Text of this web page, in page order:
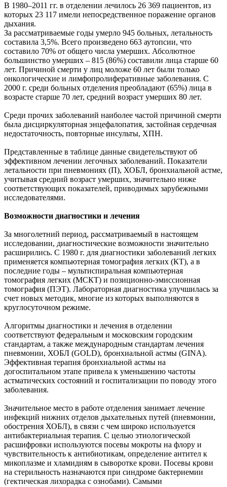
В 1980–2011 гг. в отделении лечилось 26 369 пациентов, из
которых 23 117 имели непосредственное поражение органов
дыхания.
За рассматриваемые годы умерло 945 больных, летальность
составила 3,5%. Всего произведено 663 аутопсии, что
составило 70% от общего числа умерших. Абсолютное
большинство умерших – 815 (86%) составили лица старше 60
лет. Причиной смерти у лиц моложе 60 лет были только
онкологические и лимфопролиферативные заболевания. С
2000 г. среди больных отделения преобладают (65%) лица в
возрасте старше 70 лет, средний возраст умерших 80 лет.
Среди прочих заболеваний наиболее частой причиной смерти
была дисциркуляторная энцефалопатия, застойная сердечная
недостаточность, повторные инсульты, ХПН.
Представленные в таблице данные свидетельствуют об
эффективном лечении легочных заболеваний. Показатели
летальности при пневмониях (П), ХОБЛ, бронхиальной астме,
учитывая средний возраст умерших, значительно ниже
соответствующих показателей, приводимых зарубежными
исследователями.
Возможности диагностики и лечения
За многолетний период, рассматриваемый в настоящем
исследовании, диагностические возможности значительно
расширились. С 1980 г. для диагностики заболеваний легких
применяется компьютерная томография легких (КТ), а в
последние годы – мультиспиральная компьютерная
томография легких (МСКТ) и позиционно-эмиссионная
томография (ПЭТ). Лабораторная диагностика улучшилась за
счет новых методик, многие из которых выполняются в
круглосуточном режиме.
Алгоритмы диагностики и лечения в отделении
соответствуют федеральным и московским городским
стандартам, а также международным стандартам лечения
пневмонии, ХОБЛ (GOLD), бронхиальной астмы (GINA).
Эффективная терапия бронхиальной астмы на
догоспитальном этапе привела к уменьшению частоты
астматических состояний и госпитализации по поводу этого
заболевания.
Значительное место в работе отделения занимает лечение
инфекций нижних отделов дыхательных путей (пневмонии,
обострения ХОБЛ), в связи с чем широко используется
антибактериальная терапия. С целью этиологической
расшифровки используются посевы мокроты на флору и
чувствительность к антибиотикам, определение антител к
микоплазме и хламидиям в сыворотке крови. Посевы крови
на стерильность назначаются при синдроме бактериемии
(гектическая лихорадка с ознобами). Самыми